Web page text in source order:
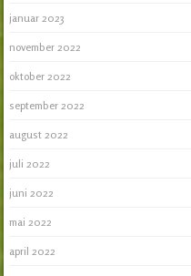
januar 2023
november 2022
oktober 2022
september 2022
august 2022
juli 2022
juni 2022
mai 2022
april 2022